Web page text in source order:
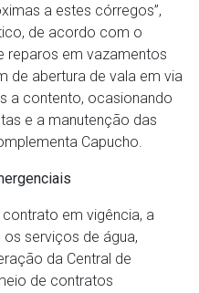
a estes córregos”,
de acordo com o
reparos em vazamentos
de abertura de vala em via
a contento, ocasionando
e a manutenção das
Capucho.
em vigência, a
serviços de água,
da Central de
de contratos